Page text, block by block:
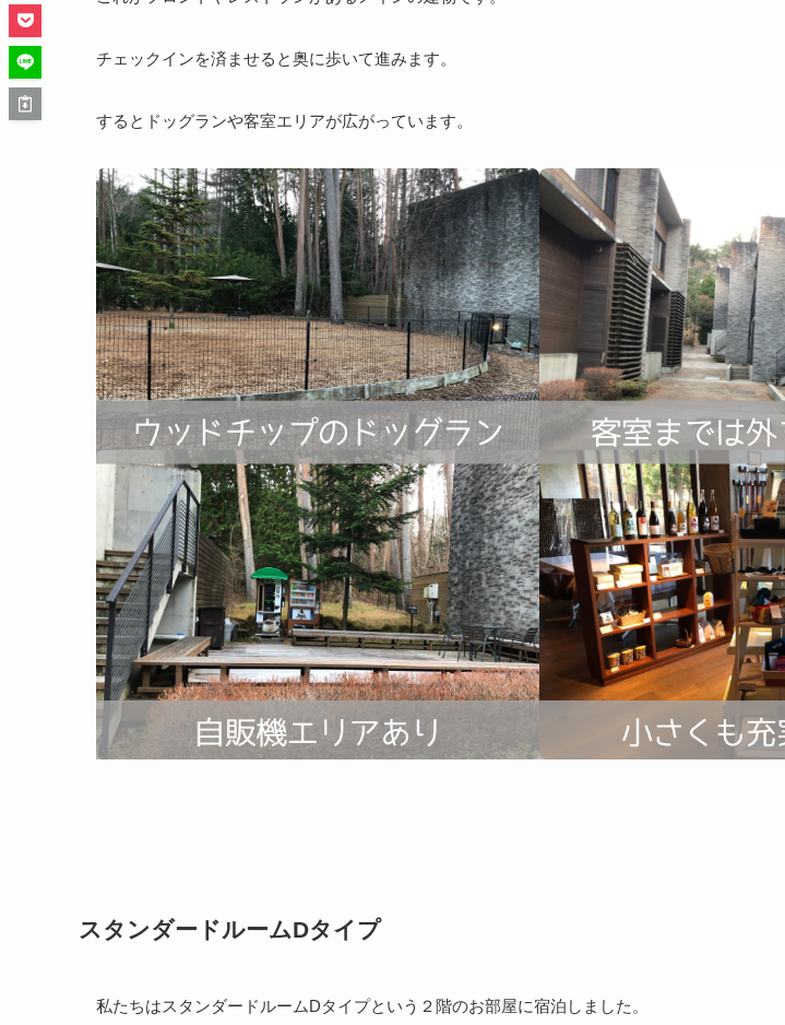
チェックインを済ませると奥に歩いて進みます。
するとドッグランや客室エリアが広がっています。
スタンダードルームDタイプ
私たちはスタンダードルームDタイプという２階のお部屋に宿泊しました。